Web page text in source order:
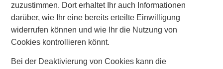
zuzustimmen. Dort erhaltet Ihr auch Informationen
darüber, wie Ihr eine bereits erteilte Einwilligung
widerrufen können und wie Ihr die Nutzung von
Cookies kontrollieren könnt.
Bei der Deaktivierung von Cookies kann die